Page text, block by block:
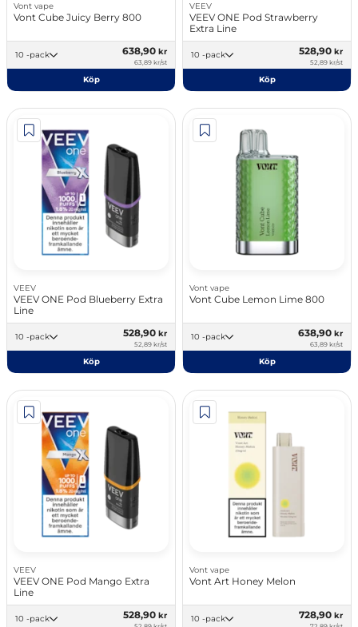
Vont vape
Vont Cube Juicy Berry 800
10 -pack 638,90 kr
63,89 kr/st
Köp
VEEV
VEEV ONE Pod Strawberry
Extra Line
10 -pack 528,90 kr
52,89 kr/st
Köp
VEEV
VEEV ONE Pod Blueberry Extra
Line
10 -pack 528,90 kr
52,89 kr/st
Köp
Vont vape
Vont Cube Lemon Lime 800
10 -pack 638,90 kr
63,89 kr/st
Köp
VEEV
VEEV ONE Pod Mango Extra
Line
10 -pack 528,90 kr
Vont vape
Vont Art Honey Melon
10 -pack 728,90 kr